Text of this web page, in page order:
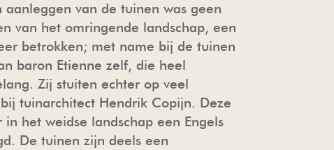
van de tuinen was geen
van het omringende landschap, een
betrokken; met name bij de tuinen
baron Etienne zelf, die heel
Zij stuiten echter op veel
tuinarchitect Hendrik Copijn. Deze
het weidse landschap een Engels
De tuinen zijn deels een